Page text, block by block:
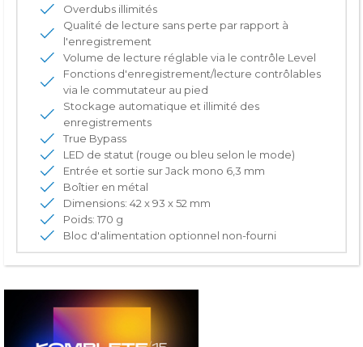
Overdubs illimités
Qualité de lecture sans perte par rapport à
l'enregistrement
Volume de lecture réglable via le contrôle Level
Fonctions d'enregistrement/lecture contrôlables
via le commutateur au pied
Stockage automatique et illimité des
enregistrements
True Bypass
LED de statut (rouge ou bleu selon le mode)
Entrée et sortie sur Jack mono 6,3 mm
Boîtier en métal
Dimensions: 42 x 93 x 52 mm
Poids: 170 g
Bloc d'alimentation optionnel non-fourni